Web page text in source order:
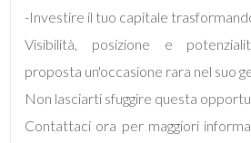
-Investire il tuo capitale
Visibilità, posizione e
proposta un'occasione rara nel suo
Non lasciarti sfuggire questa
Contattaci ora per maggiori
3
4